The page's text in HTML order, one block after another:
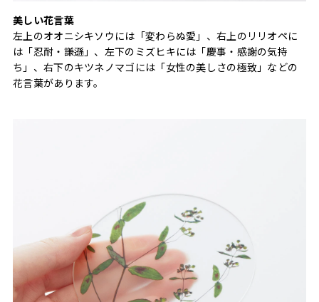
美しい花言葉
左上のオオニシキソウには「変わらぬ愛」、右上のリリオペに
は「忍耐・謙遜」、左下のミズヒキには「慶事・感謝の気持
ち」、右下のキツネノマゴには「女性の美しさの極致」などの
花言葉があります。